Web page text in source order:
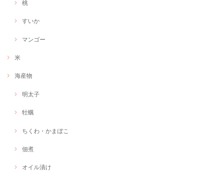
桃
すいか
マンゴー
米
海産物
明太子
牡蠣
ちくわ・かまぼこ
佃煮
オイル漬け